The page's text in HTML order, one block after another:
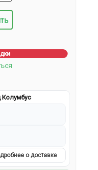
Колумбус
о доставке